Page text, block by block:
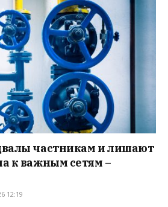
частникам и лишают
к важным сетям –
12:19